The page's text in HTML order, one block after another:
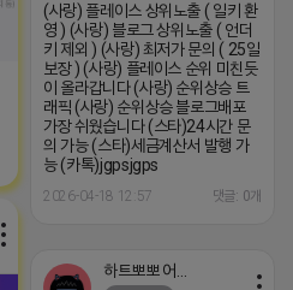
(사랑) 플레이스 상위노출 ( 일키 환
영 ) (사랑) 블로그 상위노출 ( 언더
키 제외 ) (사랑) 최저가 문의 ( 25일
보장 ) (사랑) 플레이스 순위 미친듯
이 올라갑니다 (사랑) 순위상승 트
래픽 (사랑) 순위상승 블로그배포
가장 쉬웠습니다 (스타)24시간 문
의 가능 (스타)세금계산서 발행 가
능 (카톡)jgpsjgps
2026-04-18 12:57 댓글: 0개